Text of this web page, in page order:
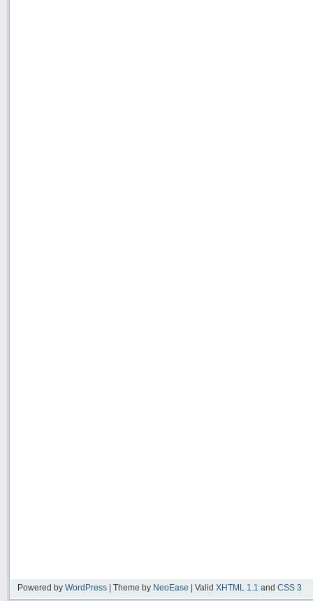
Powered by WordPress | Theme by NeoEase | Valid XHTML 1.1 and CSS 3